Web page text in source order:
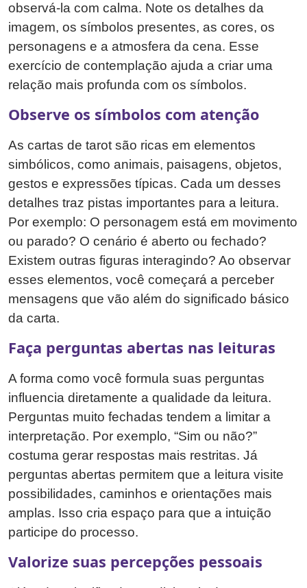
observá-la com calma. Note os detalhes da
imagem, os símbolos presentes, as cores, os
personagens e a atmosfera da cena. Esse
exercício de contemplação ajuda a criar uma
relação mais profunda com os símbolos.
Observe os símbolos com atenção
As cartas de tarot são ricas em elementos
simbólicos, como animais, paisagens, objetos,
gestos e expressões típicas. Cada um desses
detalhes traz pistas importantes para a leitura.
Por exemplo: O personagem está em movimento
ou parado? O cenário é aberto ou fechado?
Existem outras figuras interagindo? Ao observar
esses elementos, você começará a perceber
mensagens que vão além do significado básico
da carta.
Faça perguntas abertas nas leituras
A forma como você formula suas perguntas
influencia diretamente a qualidade da leitura.
Perguntas muito fechadas tendem a limitar a
interpretação. Por exemplo, “Sim ou não?”
costuma gerar respostas mais restritas. Já
perguntas abertas permitem que a leitura visite
possibilidades, caminhos e orientações mais
amplas. Isso cria espaço para que a intuição
participe do processo.
Valorize suas percepções pessoais